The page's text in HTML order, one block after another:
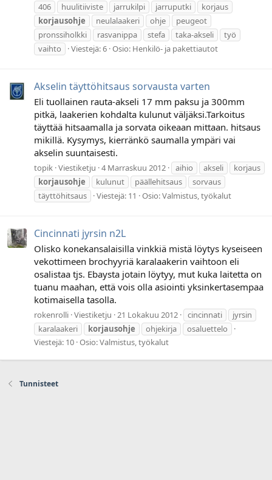
406
huulitiiviste jarrukilpi jarruputki
korjaus
korjausohje
neulalaakeri ohje
peugeot
pronssiholkki
rasvanippa stefa taka-akseli
työ
vaihto
Viestejä: 6 Osio: Henkilö- ja pakettiautot
Akselin täyttöhitsaus sorvausta varten
Eli tuollainen rauta-akseli 17 mm paksu ja 300mm
pitkä, laakerien kohdalta kulunut väljäksi.Tarkoitus
täyttää hitsaamalla ja sorvata oikeaan mittaan. hitsaus
mikillä. Kysymys, kierränkö saumalla ympäri vai
akselin suuntaisesti.
topik Viestiketju 4 Marraskuu 2012 aihio akseli
korjaus
korjausohje
kulunut päällehitsaus
sorvaus
täyttöhitsaus
Viestejä: 11 Osio:Valmistus, työkalut
Cincinnati jyrsin n2L
Olisko konekansalaisilla vinkkiä mistä löytys kyseiseen
vekottimeen brochyyriä karalaakerin vaihtoon eli
osalistaa tjs. Ebaysta jotain löytyy, mut kuka laitetta on
tuanu maahan, että vois olla asiointi yksinkertasempaa
kotimaisella tasolla.
rokenrolli Viestiketju 21 Lokakuu 2012 cincinnati
jyrsin
karalaakeri
korjausohje ohjekirja
osaluettelo
Viestejä: 10 Osio:Valmistus, työkalut
Tunnisteet